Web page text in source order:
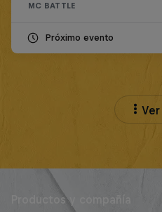
MC BATTLE
Próximo evento
Ver